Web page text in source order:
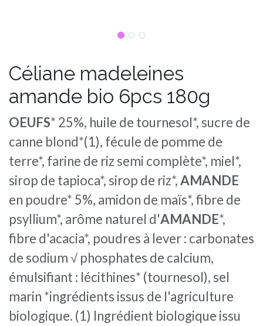
Céliane madeleines
amande bio 6pcs 180g
OEUFS* 25%, huile de tournesol*, sucre de
canne blond*(1), fécule de pomme de
terre*, farine de riz semi complète*, miel*,
sirop de tapioca*, sirop de riz*,AMANDE
en poudre* 5%, amidon de maïs*, fibre de
psyllium*, arôme naturel d'AMANDE*,
fibre d'acacia*, poudres à lever : carbonates
de sodium √ phosphates de calcium,
émulsifiant : lécithines* (tournesol), sel
marin *ingrédients issus de l'agriculture
biologique. (1) Ingrédient biologique issu